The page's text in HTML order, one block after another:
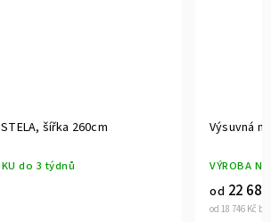
Výsuvná markýza STELA, šířka 270cm
VÝROBA NA ZAKÁZKU do 3 týdnů